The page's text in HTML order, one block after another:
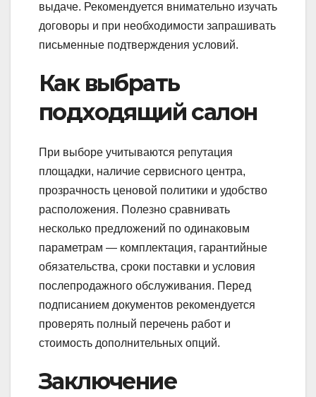
выдаче. Рекомендуется внимательно изучать
договоры и при необходимости запрашивать
письменные подтверждения условий.
Как выбрать
подходящий салон
При выборе учитываются репутация
площадки, наличие сервисного центра,
прозрачность ценовой политики и удобство
расположения. Полезно сравнивать
несколько предложений по одинаковым
параметрам — комплектация, гарантийные
обязательства, сроки поставки и условия
послепродажного обслуживания. Перед
подписанием документов рекомендуется
проверять полный перечень работ и
стоимость дополнительных опций.
Заключение